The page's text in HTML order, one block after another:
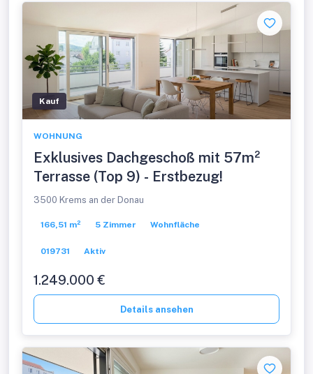
Kauf
WOHNUNG
Exklusives Dachgeschoß mit 57m²
Terrasse (Top 9) - Erstbezug!
3500 Krems an der Donau
166,51 m² 5 Zimmer Wohnfläche
019731 Aktiv
1.249.000 €
Details ansehen